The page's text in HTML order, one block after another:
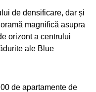
de densificare, dar și
magnifică asupra
orizont a centrului
ale Blue
de apartamente de